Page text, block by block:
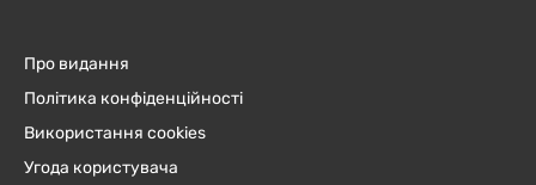
Про видання
Політика конфіденційності
Використання cookies
Угода користувача